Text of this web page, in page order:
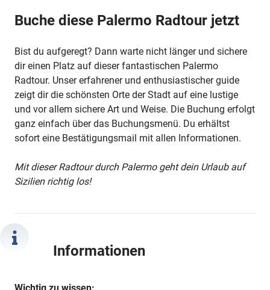
Buche diese Palermo Radtour jetzt
Bist du aufgeregt? Dann warte nicht länger und sichere
dir einen Platz auf dieser fantastischen Palermo
Radtour. Unser erfahrener und enthusiastischer guide
zeigt dir die schönsten Orte der Stadt auf eine lustige
und vor allem sichere Art und Weise. Die Buchung erfolgt
ganz einfach über das Buchungsmenü. Du erhältst
sofort eine Bestätigungsmail mit allen Informationen.
Mit dieser Radtour durch Palermo geht dein Urlaub auf
Sizilien richtig los!
Informationen